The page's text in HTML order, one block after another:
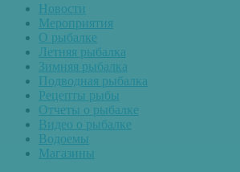
Новости
Мероприятия
О рыбалке
Летняя рыбалка
Зимняя рыбалка
Подводная рыбалка
Рецепты рыбы
Отчеты о рыбалке
Видео о рыбалке
Водоемы
Магазины